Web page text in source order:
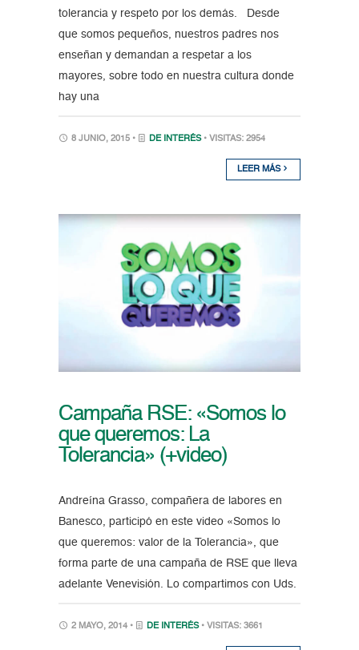
tolerancia y respeto por los demás. Desde
que somos pequeños, nuestros padres nos
enseñan y demandan a respetar a los
mayores, sobre todo en nuestra cultura donde
hay una
8 JUNIO, 2015 • DE INTERÉS • VISITAS: 2954
LEER MÁS
Campaña RSE: «Somos lo
que queremos: La
Tolerancia» (+video)
Andreína Grasso, compañera de labores en
Banesco, participó en este video «Somos lo
que queremos: valor de la Tolerancia», que
forma parte de una campaña de RSE que lleva
adelante Venevisión. Lo compartimos con Uds.
2 MAYO, 2014 • DE INTERÉS • VISITAS: 3661